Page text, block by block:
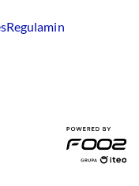
Regulamin